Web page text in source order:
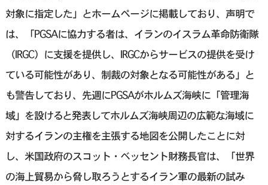
対象に指定した」とホームページに掲載しており、声明で
は、「PGSAに協力する者は、イランのイスラム革命防衛隊
（IRGC）に支援を提供し、IRGCからサービスの提供を受け
ている可能性があり、制裁の対象となる可能性がある」と
も警告しており、先週にPGSAがホルムズ海峡に「管理海
域」を設ける⁠と発表してホルムズ海峡周辺の広範な海域に
対するイランの主権を主張する地図を公開したことに対
し、米国政府のスコット・ベッセント財務長官は、「世界
の海上貿易から脅し取ろうとするイラン軍の最新の試み